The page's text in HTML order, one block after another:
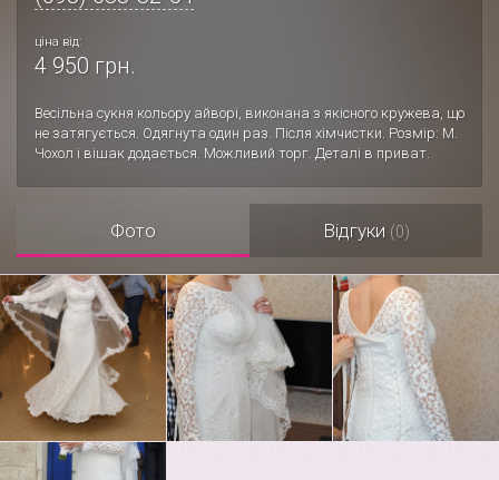
ціна від:
4 950 грн.
Весільна сукня кольору айворі, виконана з якісного кружева, що
не затягується. Одягнута один раз. Після хімчистки. Розмір: М.
Чохол і вішак додається. Можливий торг. Деталі в приват.
Фото Відгуки (0)